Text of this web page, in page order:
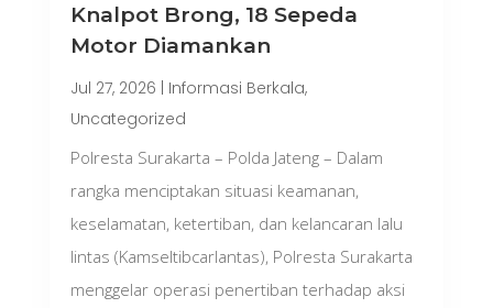
Knalpot Brong, 18 Sepeda
Motor Diamankan
Jul 27, 2026 | Informasi Berkala,
Uncategorized
Polresta Surakarta – Polda Jateng – Dalam
rangka menciptakan situasi keamanan,
keselamatan, ketertiban, dan kelancaran lalu
lintas (Kamseltibcarlantas), Polresta Surakarta
menggelar operasi penertiban terhadap aksi